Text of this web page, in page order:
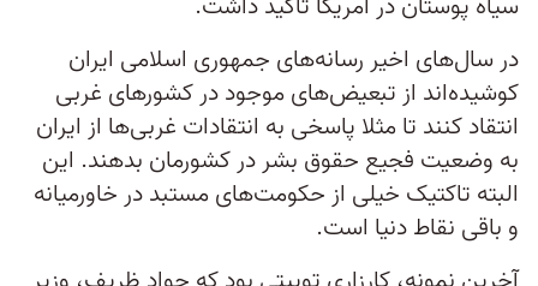
در سال‌های اخیر رسانه‌های جمهوری اسلامی ایران
کوشیده‌اند از تبعیض‌های موجود در کشورهای غربی
انتقاد کنند تا مثلا پاسخی به انتقادات غربی‌ها از ایران
به وضعیت فجیع حقوق بشر در کشورمان بدهند. این
البته تاکتیک خیلی از حکومت‌های مستبد در خاورمیانه
و باقی نقاط دنیا است.